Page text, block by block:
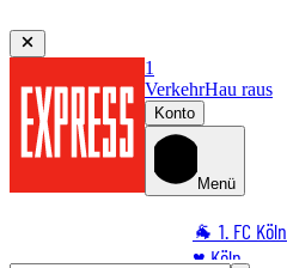
1
VerkehrHau raus
Konto
Menü
🐐 1. FC Köln
♥️ Köln